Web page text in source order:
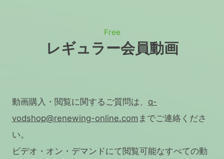
Free
レギュラー会員動画
動画購入・閲覧に関するご質問は、 q-
vodshop@renewing-online.com までご連絡くださ
い。
ビデオ・オン・デマンドにて閲覧可能なすべての動